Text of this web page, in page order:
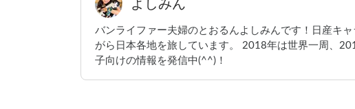
よしみん
バンライファー夫婦のとおるんよしみんです！日産キ
がら日本各地を旅しています。 2018年は世界一周、
子向けの情報を発信中(^^)！